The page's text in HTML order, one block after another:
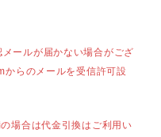
ールが届かない場合がござ
らのメールを受信許可設
場合は代金引換はご利用い